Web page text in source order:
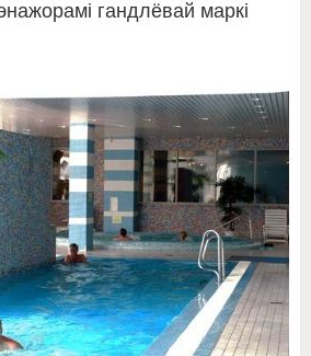
гандлёвай маркі